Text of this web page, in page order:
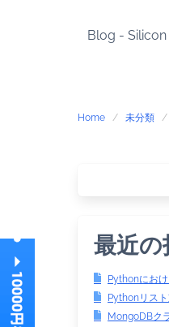
Blog -
Home 未分類
最近の
Pythonにお
Pythonリス
MongoDBク